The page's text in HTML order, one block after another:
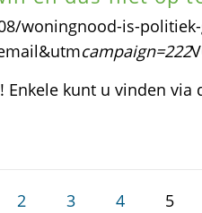
woningnood-is-
campaign=222
kunt u vinden
2 3 4 5